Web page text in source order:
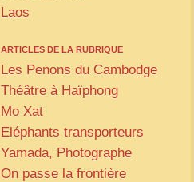
Laos
ARTICLES DE LA RUBRIQUE
Les Penons du Cambodge
Théâtre à Haïphong
Mo Xat
Eléphants transporteurs
Yamada, Photographe
On passe la frontière